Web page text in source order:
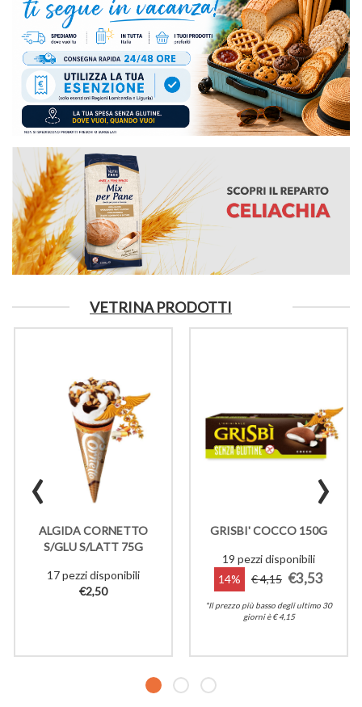
VETRINA PRODOTTI
ALGIDA CORNETTO
S/GLU S/LATT 75G
17 pezzi disponibili
€2,50
GRISBI' COCCO 150G
19 pezzi disponibili
14%
€ 4,15 €3,53
*Il prezzo più basso degli ultimo 30
giorni è € 4,15
‹ ›